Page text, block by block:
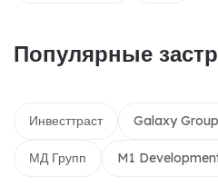
Популярные
Инвесттраст Galaxy Group
МД Групп M1